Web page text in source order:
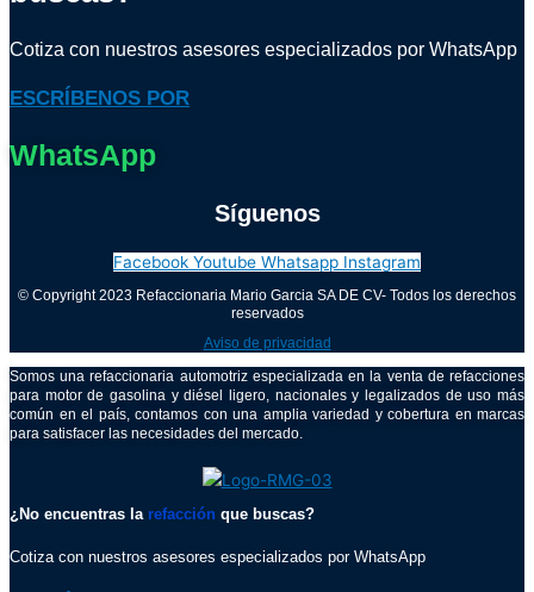
Cotiza con nuestros asesores especializados por WhatsApp
ESCRÍBENOS POR
WhatsApp
Síguenos
Facebook Youtube Whatsapp Instagram
© Copyright 2023 Refaccionaria Mario Garcia SA DE CV- Todos los derechos
reservados
Aviso de privacidad
Somos una refaccionaria automotriz especializada en la venta de refacciones
para motor de gasolina y diésel ligero, nacionales y legalizados de uso más
común en el país, contamos con una amplia variedad y cobertura en marcas
para satisfacer las necesidades del mercado.
¿No encuentras la refacción que buscas?
Cotiza con nuestros asesores especializados por WhatsApp